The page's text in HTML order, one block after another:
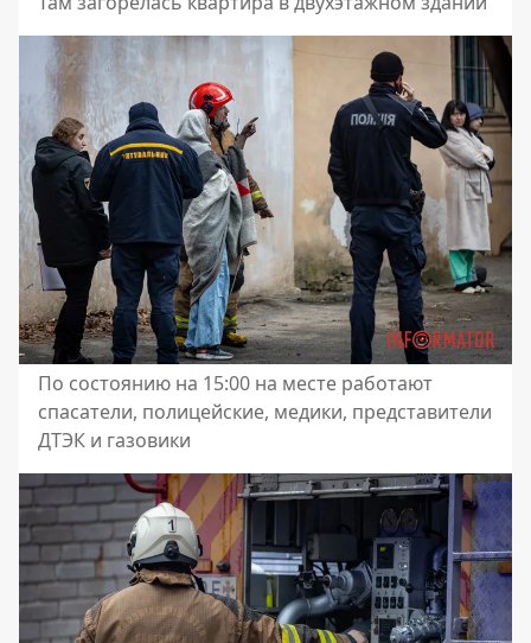
По состоянию на 15:00 на месте работают
спасатели, полицейские, медики, представители
ДТЭК и газовики